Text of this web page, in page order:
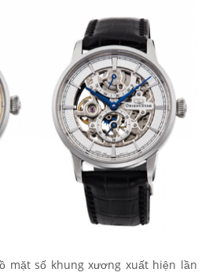
mặt số khung xương xuất hiện lần